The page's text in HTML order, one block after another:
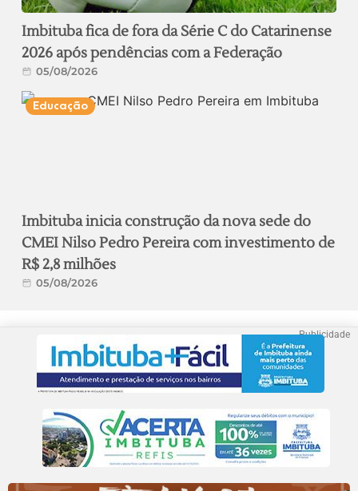
Imbituba fica de fora da Série C do Catarinense
2026 após pendências com a Federação
05/08/2026
Educação
Imbituba inicia construção da nova sede do
CMEI Nilso Pedro Pereira com investimento de
R$ 2,8 milhões
05/08/2026
Publicidade